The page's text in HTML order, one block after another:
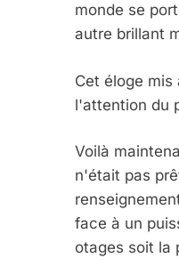
monde se
autre brillant
Cet éloge
l'attention du
Voilà
n'était pas
face à un
otages soit la